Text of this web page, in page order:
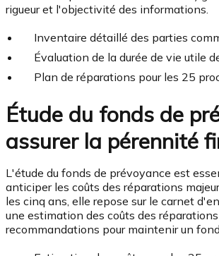
rigueur et l'objectivité des informations.
Inventaire détaillé des parties
Évaluation de la durée de vie utile
Plan de réparations pour les 25
Étude du fonds de
assurer la pérennité
L'étude du fonds de prévoyance est
anticiper les coûts des réparations
les cinq ans, elle repose sur le carnet
une estimation des coûts des
recommandations pour maintenir un